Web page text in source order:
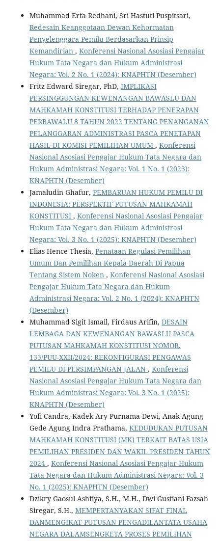
Muhammad Erfa Redhani, Sri Hastuti Puspitsari,
Redesain Keanggotaan Dewan Kehormatan
Penyelenggara Pemilu Berdasarkan Prinsip
Kemandirian , Konferensi Nasional Asosiasi Pengajar
Hukum Tata Negara dan Hukum Administrasi
Negara: Vol. 2 No. 1 (2024): KNAPHTN (Desember)
Fritz Edward Siregar, PhD, IMPLIKASI
PERSINGGUNGAN KEWENANGAN BAWASLU DAN
MAHKAMAH KONSTITUSI TERHADAP PENERAPAN
PERBAWALU 8 TAHUN 2022 TENTANG PENANGANAN
PELANGGARAN ADMINISTRASI PASCA PENETAPAN
HASIL DI KOMISI PEMILIHAN UMUM , Konferensi
Nasional Asosiasi Pengajar Hukum Tata Negara dan
Hukum Administrasi Negara: Vol. 1 No. 1 (2023):
KNAPHTN (Desember)
Jamaludin Ghafur, PEMBARUAN HUKUM PEMILU DI
INDONESIA: PERSPEKTIF PUTUSAN MAHKAMAH
KONSTITUSI , Konferensi Nasional Asosiasi Pengajar
Hukum Tata Negara dan Hukum Administrasi
Negara: Vol. 3 No. 1 (2025): KNAPHTN (Desember)
Elias Hence Thesia, Penataan Regulasi Pemilihan
Umum Dan Pemilihan Kepala Daerah Di Papua
Tentang Sistem Noken , Konferensi Nasional Asosiasi
Pengajar Hukum Tata Negara dan Hukum
Administrasi Negara: Vol. 2 No. 1 (2024): KNAPHTN
(Desember)
Muhammad Sigit Ismail, Firdaus Arifin, DESAIN
LEMBAGA DAN KEWENANGAN BAWASLU PASCA
PUTUSAN MAHKAMAH KONSTITUSI NOMOR.
133/PUU-XXII/2024: REKONFIGURASI PENGAWAS
PEMILU DI PERSIMPANGAN JALAN , Konferensi
Nasional Asosiasi Pengajar Hukum Tata Negara dan
Hukum Administrasi Negara: Vol. 3 No. 1 (2025):
KNAPHTN (Desember)
Yofi Candra, Kadek Ary Purnama Dewi, Anak Agung
Gede Agung Indra Prathama, KEDUDUKAN PUTUSAN
MAHKAMAH KONSTITUSI (MK) TERKAIT BATAS USIA
PEMILIHAN PRESIDEN DAN WAKIL PRESIDEN TAHUN
2024 , Konferensi Nasional Asosiasi Pengajar Hukum
Tata Negara dan Hukum Administrasi Negara: Vol. 3
No. 1 (2025): KNAPHTN (Desember)
Dzikry Gaosul Ashfiya, S.H., M.H., Dwi Gustiani Fazsah
Siregar, S.H., MEMPERTANYAKAN SIFAT FINAL
DANMENGIKAT PUTUSAN PENGADILANTATA USAHA
NEGARA DALAMSENGKETA PROSES PEMILIHAN